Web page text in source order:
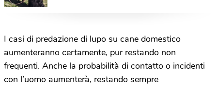
I casi di predazione di lupo su cane domestico
aumenteranno certamente, pur restando non
frequenti. Anche la probabilità di contatto o incidenti
con l’uomo aumenterà, restando sempre